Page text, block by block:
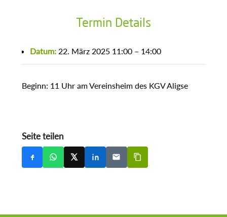
Termin Details
Datum: 22. März 2025 11:00– 14:00
Beginn: 11 Uhr am Vereinsheim des KGV Aligse
Seite teilen